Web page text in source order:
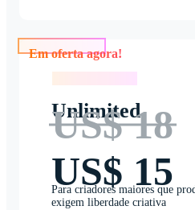
Unlimited
US$ 18
US$ 15
Para criadores maiores que
exigem liberdade criativa